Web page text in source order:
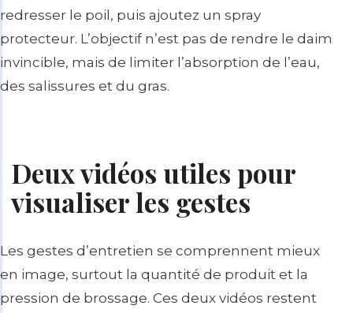
redresser le poil, puis ajoutez un spray
protecteur. L’objectif n’est pas de rendre le daim
invincible, mais de limiter l’absorption de l’eau,
des salissures et du gras.
Deux vidéos utiles pour
visualiser les gestes
Les gestes d’entretien se comprennent mieux
en image, surtout la quantité de produit et la
pression de brossage. Ces deux vidéos restent